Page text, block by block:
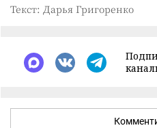
Текст: Дарья Григоренко